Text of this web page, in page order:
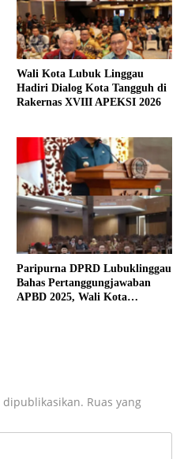
Wali Kota Lubuk Linggau
Hadiri Dialog Kota Tangguh di
Rakernas XVIII APEKSI 2026
Paripurna DPRD Lubuklinggau
Bahas Pertanggungjawaban
APBD 2025, Wali Kota
dipublikasikan. Ruas yang